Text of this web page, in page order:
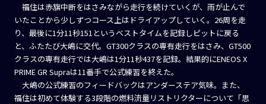
福住は赤旗中断をはさみながら走行を続けていくが、雨が止んで
いたことから少しずつコース上はドライアップしていく。26周を走
り、最後に1分11秒151というベストタイムを記録しピットに戻る
と、ふたたび大嶋に交代。GT300クラスの専有走行をはさみ、GT500
クラスの専有走行では大嶋は1分11秒437を記録。結果的にENEOS X
PRIME GR Supraは11番手で公式練習を終えた。
大嶋の公式練習のフィードバックはアンダーステア気味。また、
福住は初めて体験する3段階の燃料流量リストリクターについて「思